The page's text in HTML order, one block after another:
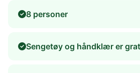
8 personer
Sengetøy og håndklær er